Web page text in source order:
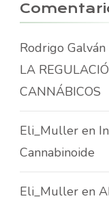
Rodrigo Galván
LA
CANNÁBICOS
Eli_Muller en
Cannabinoide
Eli_Muller en